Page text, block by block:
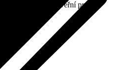
shrnovací dveře, Dveřní prvek